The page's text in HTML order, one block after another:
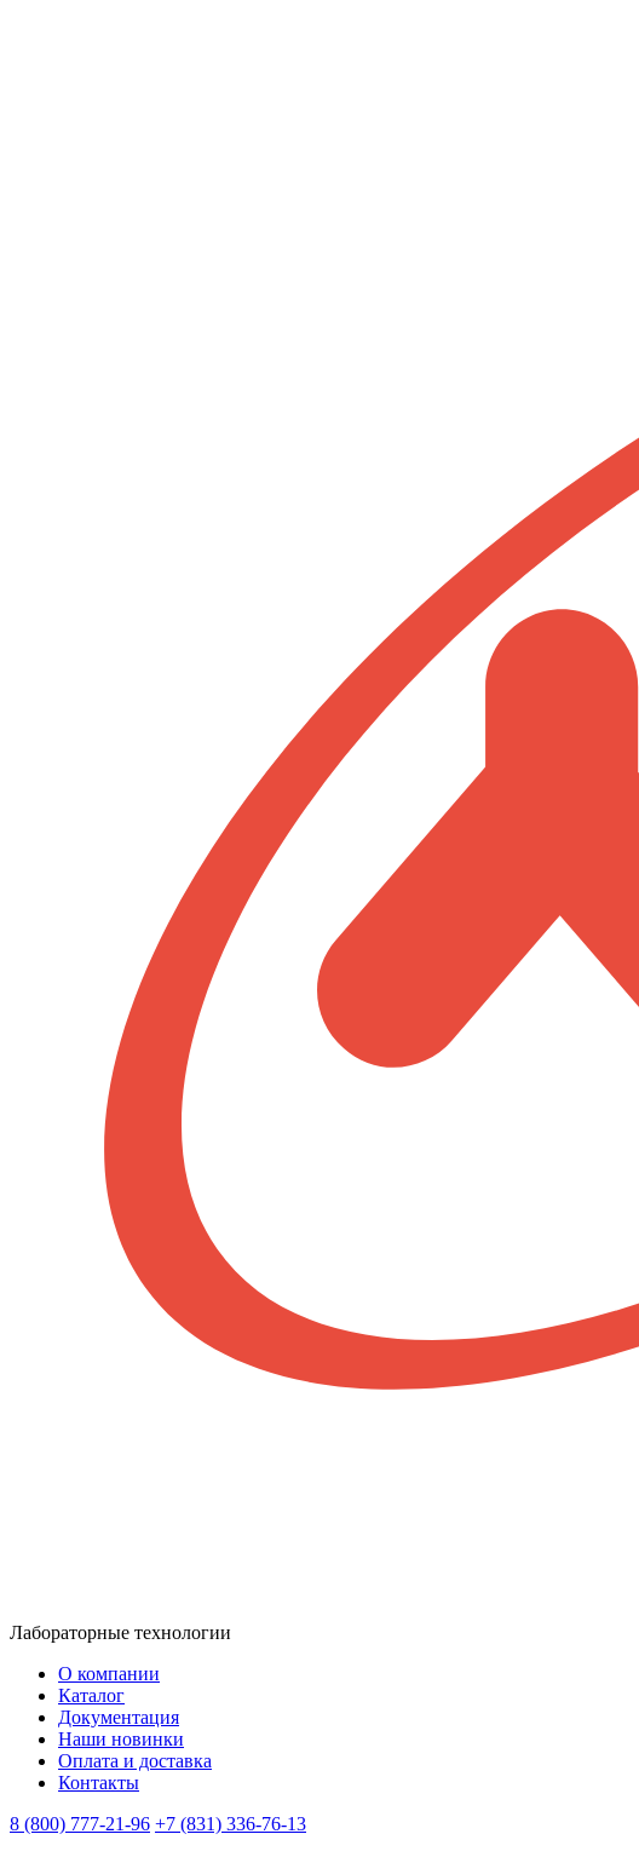
Лабораторные технологии
О компании
Каталог
Документация
Наши новинки
Оплата и доставка
Контакты
8 (800) 777-21-96 +7 (831) 336-76-13